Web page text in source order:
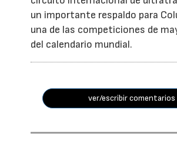
un importante respaldo para
una de las competiciones de
del calendario mundial.
ver/escribir comentarios